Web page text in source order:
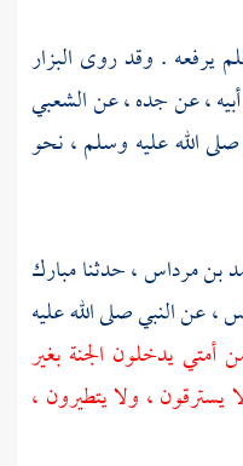
يرفعه . وقد روى البزار
، عن جده ، عنالشعبي
الله عليه وسلم ، نحو
بن مرداس ،حدثنامبارك
،عن النبي صلى الله عليه
أمتي يدخلون الجنة بغير
، ولا يتطيرون ،